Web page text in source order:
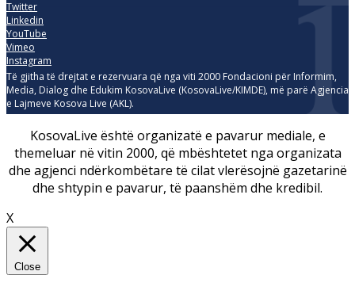
Twitter
Linkedin
YouTube
Vimeo
Instagram
Të gjitha të drejtat e rezervuara që nga viti 2000 Fondacioni për Informim,
Media, Dialog dhe Edukim KosovaLive (KosovaLive/KIMDE), më parë Agjencia
e Lajmeve Kosova Live (AKL).
KosovaLive është organizatë e pavarur mediale, e
themeluar në vitin 2000, që mbështetet nga organizata
dhe agjenci ndërkombëtare të cilat vlerësojnë gazetarinë
dhe shtypin e pavarur, të paanshëm dhe kredibil.
X
Close